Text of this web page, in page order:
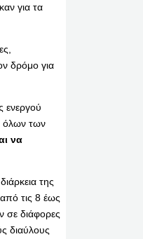
για τα
δρόμο για
ενεργού
όλων των
να
της
τις 8 έως
σε διάφορες
διαύλους